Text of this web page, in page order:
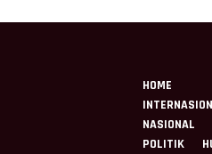
HOME
NASIONAL
POLITIK